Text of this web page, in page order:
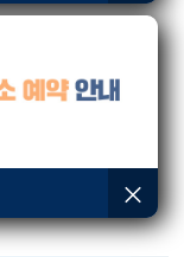
십진분류표(KDC)에
를 보유하고 있으며
개방되어
신간 도서들로
는 주석서와
들에게 유익한
의 편익을 도모하고